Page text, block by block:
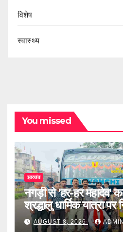
विशेष
स्वास्थ्य
You missed
झारखंड
नगड़ी से 'हर-हर महादेव'
श्रद्धालु धार्मिक यात्रा
AUGUST 8, 2026